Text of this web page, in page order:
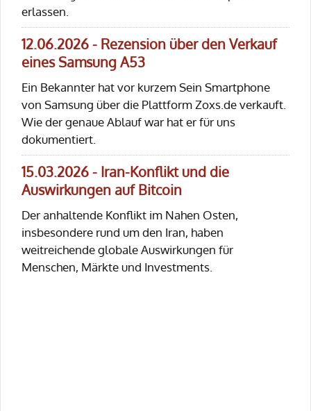
erlassen.
12.06.2026 - Rezension über den Verkauf
eines Samsung A53
Ein Bekannter hat vor kurzem Sein Smartphone
von Samsung über die Plattform Zoxs.de verkauft.
Wie der genaue Ablauf war hat er für uns
dokumentiert.
15.03.2026 - Iran-Konflikt und die
Auswirkungen auf Bitcoin
Der anhaltende Konflikt im Nahen Osten,
insbesondere rund um den Iran, haben
weitreichende globale Auswirkungen für
Menschen, Märkte und Investments.